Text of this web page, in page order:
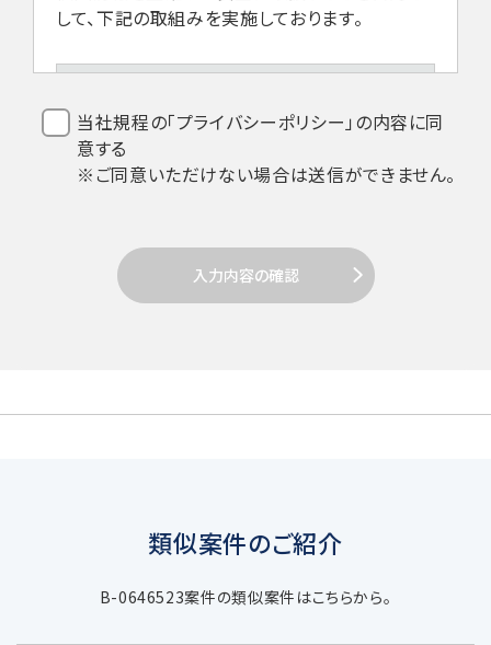
して、下記の取組みを実施しております。
当社は、個人情報を取扱うにあたり、個人
当社規程の「プライバシーポリシー」の内容に同
意する
※ご同意いただけない場合は送信ができません。
入力内容の確認
類似案件のご紹介
B-0646523案件の類似案件はこちらから。